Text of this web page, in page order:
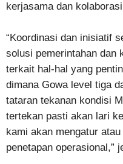
kerjasama dan
“Koordinasi dan inisiatif
solusi pemerintahan dan
terkait hal-hal yang
dimana Gowa level tiga
tataran tekanan kondisi
tertekan pasti akan lari
kami akan mengatur
penetapan operasional,”